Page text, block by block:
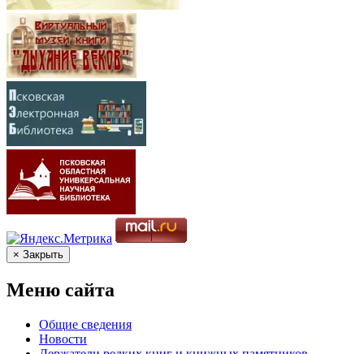
× Закрыть
Меню сайта
Общие сведения
Новости